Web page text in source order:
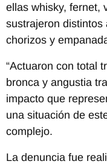
ellas whisky, fernet,
sustrajeron distintos
chorizos y
“Actuaron con total
bronca y angustia
impacto que
una situación de
complejo.
La denuncia fue